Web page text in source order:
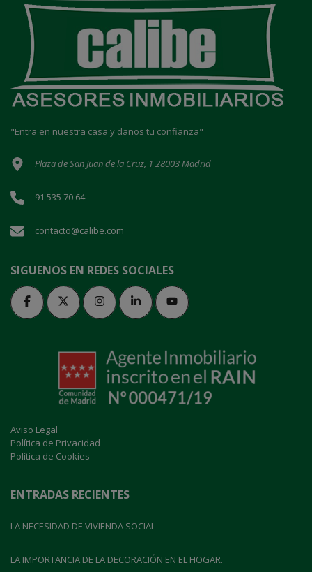
"Entra en nuestra casa y danos tu confianza"
Plaza de San Juan de la Cruz, 1 28003 Madrid
91 535 70 64
contacto@calibe.com
SIGUENOS EN REDES SOCIALES
Aviso Legal
Política de Privacidad
Política de Cookies
ENTRADAS RECIENTES
LA NECESIDAD DE VIVIENDA SOCIAL
LA IMPORTANCIA DE LA DECORACIÓN EN EL HOGAR.